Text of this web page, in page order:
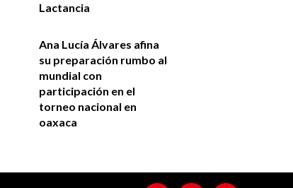
Lactancia
Ana Lucía Álvares afina
su preparación rumbo al
mundial con
participación en el
torneo nacional en
oaxaca